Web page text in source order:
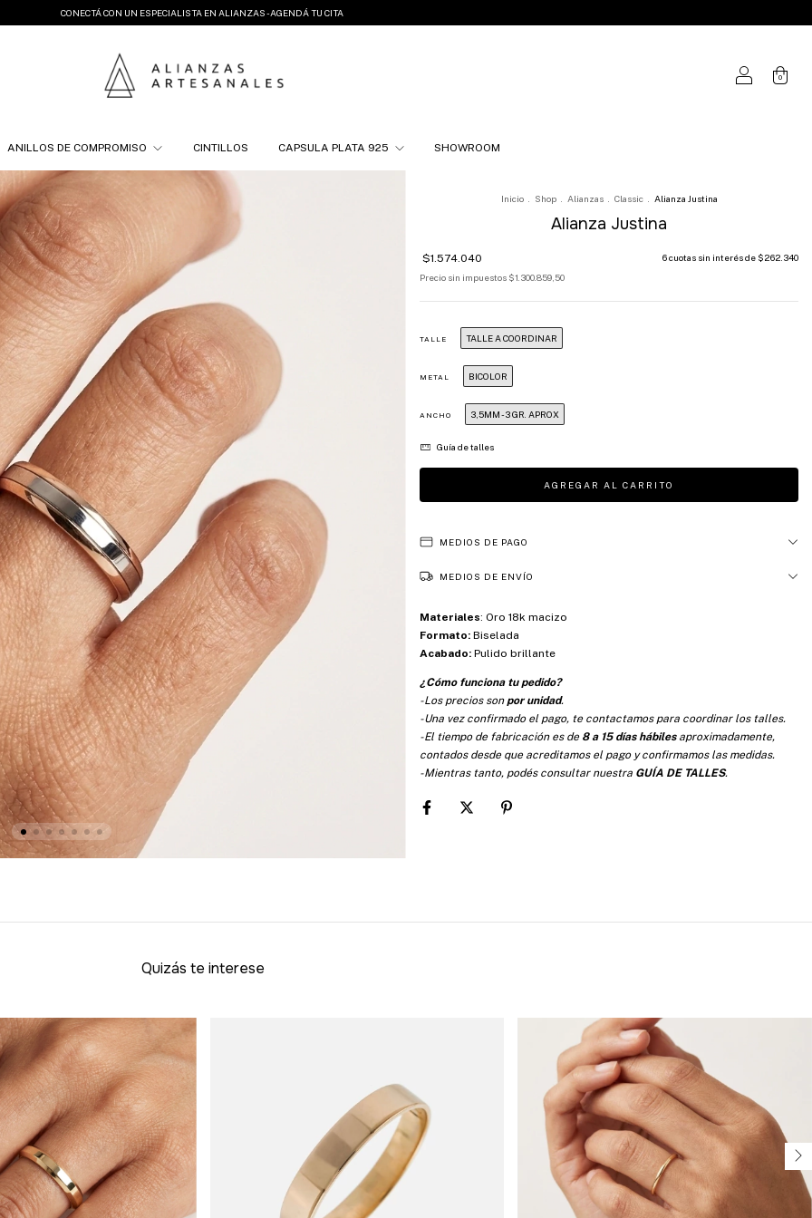
CONECTÁ CON UN ESPECIALISTA EN ALIANZAS - AGENDÁ TU CITA
0
ANILLOS DE COMPROMISO CINTILLOS CAPSULA PLATA 925 SHOWROOM
Inicio Shop Alianzas Classic Alianza Justina
Alianza Justina
$1.574.040 6cuotas sin interés de $262.340
Precio sin impuestos $1.300.859,50
TALLE TALLE A COORDINAR
METAL BICOLOR
ANCHO 3,5MM - 3 GR. APROX
Guía de talles
MEDIOS DE PAGO
MEDIOS DE ENVÍO
Materiales: Oro 18k macizo
Formato: Biselada
Acabado: Pulido brillante
¿Cómo funciona tu pedido?
-Los precios sonpor unidad.
-Una vez confirmado el pago, te contactamos para coordinar los talles.
-El tiempo de fabricación es de 8 a 15 días hábilesaproximadamente,
contados desde que acreditamos el pago y confirmamos las medidas.
-Mientras tanto, podés consultar nuestra GUÍA DE TALLES.
Quizás te interese